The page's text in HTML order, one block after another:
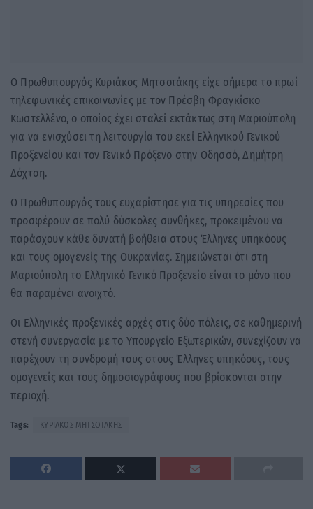
Ο Πρωθυπουργός Κυριάκος Μητσοτάκης είχε σήμερα το πρωί
τηλεφωνικές επικοινωνίες με τον Πρέσβη Φραγκίσκο
Κωστελλένο, ο οποίος έχει σταλεί εκτάκτως στη Μαριούπολη
για να ενισχύσει τη λειτουργία του εκεί Ελληνικού Γενικού
Προξενείου και τον Γενικό Πρόξενο στην Οδησσό, Δημήτρη
Δόχτση.
Ο Πρωθυπουργός τους ευχαρίστησε για τις υπηρεσίες που
προσφέρουν σε πολύ δύσκολες συνθήκες, προκειμένου να
παράσχουν κάθε δυνατή βοήθεια στους Έλληνες υπηκόους
και τους ομογενείς της Ουκρανίας. Σημειώνεται ότι στη
Μαριούπολη το Ελληνικό Γενικό Προξενείο είναι το μόνο που
θα παραμένει ανοιχτό.
Οι Ελληνικές προξενικές αρχές στις δύο πόλεις, σε καθημερινή
στενή συνεργασία με το Υπουργείο Εξωτερικών, συνεχίζουν να
παρέχουν τη συνδρομή τους στους Έλληνες υπηκόους, τους
ομογενείς και τους δημοσιογράφους που βρίσκονται στην
περιοχή.
Tags: ΚΥΡΙΑΚΟΣ ΜΗΤΣΟΤΑΚΗΣ